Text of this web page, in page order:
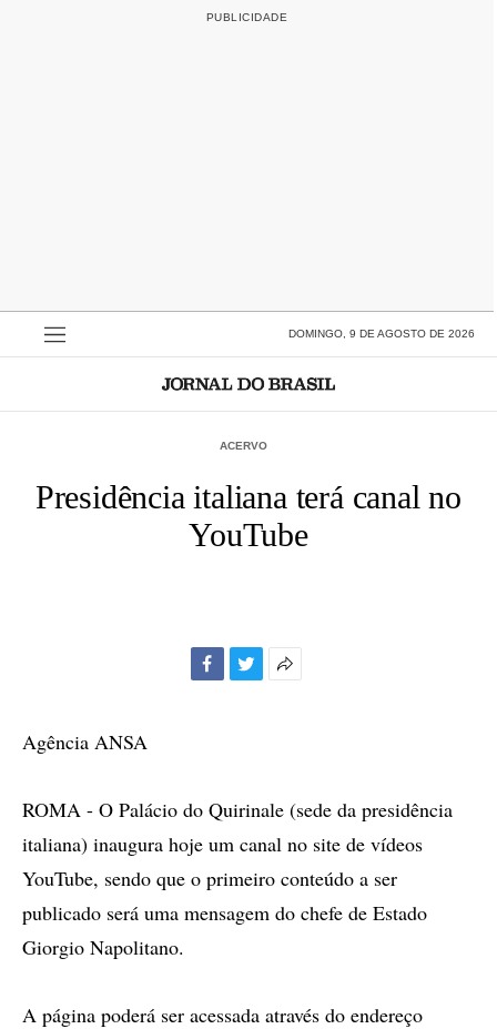
DOMINGO, 9 DE AGOSTO DE 2026
ACERVO
Presidência italiana terá canal no
YouTube
Agência ANSA
ROMA - O Palácio do Quirinale (sede da presidência
italiana) inaugura hoje um canal no site de vídeos
YouTube, sendo que o primeiro conteúdo a ser
publicado será uma mensagem do chefe de Estado
Giorgio Napolitano.
A página poderá ser acessada através do endereço